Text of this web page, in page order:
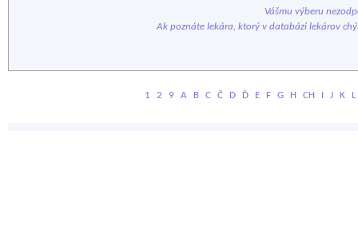
Vášmu výberu
Ak poznáte lekára, ktorý v databázi lekárov
1 2 9 A B C Č D Ď E F G H CH I J K L